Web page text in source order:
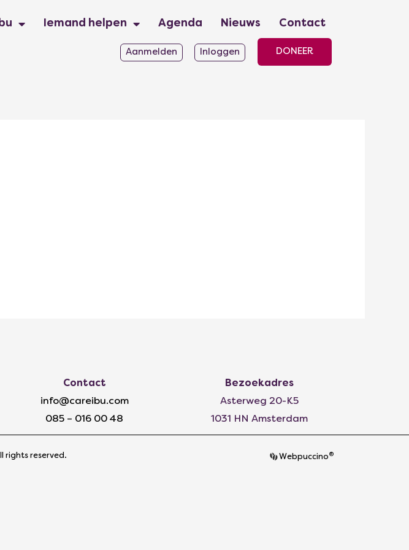
Iemand helpen Agenda Nieuws Contact
Aanmelden Inloggen DONEER
Contact
info@careibu.com
085 – 016 00 48
Bezoekadres
Asterweg 20-K5
1031 HN Amsterdam
rights reserved. Webpuccino ®